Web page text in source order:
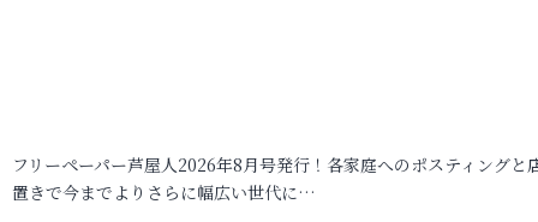
フリーペーパー芦屋人2026年8月号発行！各家庭へのポスティングと
置きで今までよりさらに幅広い世代に…